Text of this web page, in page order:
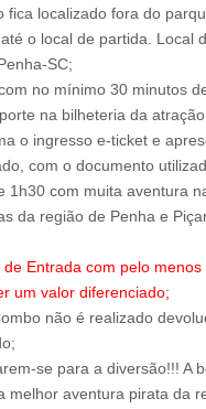
fica localizado fora do
o local de partida. Local
SC;
no mínimo 30 minutos
na bilheteria da atração.
o ingresso e-ticket e
com o documento
1h30 com muita aventura
de Entrada com pelo
um valor diferenciado;
não é realizado
se para a diversão!!! A
melhor aventura pirata da